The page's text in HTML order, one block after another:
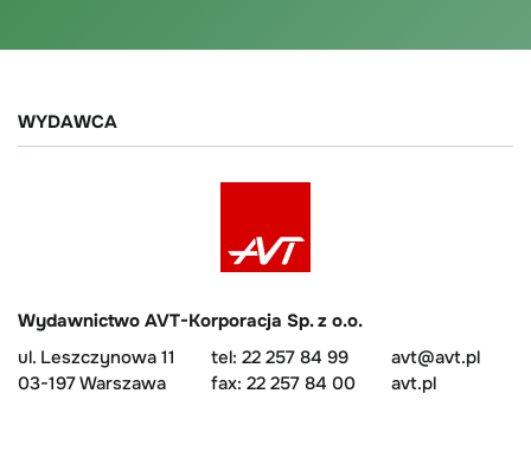
WYDAWCA
Wydawnictwo AVT-Korporacja Sp. z o.o.
ul. Leszczynowa 11
03-197 Warszawa
tel: 22 257 84 99
fax: 22 257 84 00
avt@avt.pl
avt.pl